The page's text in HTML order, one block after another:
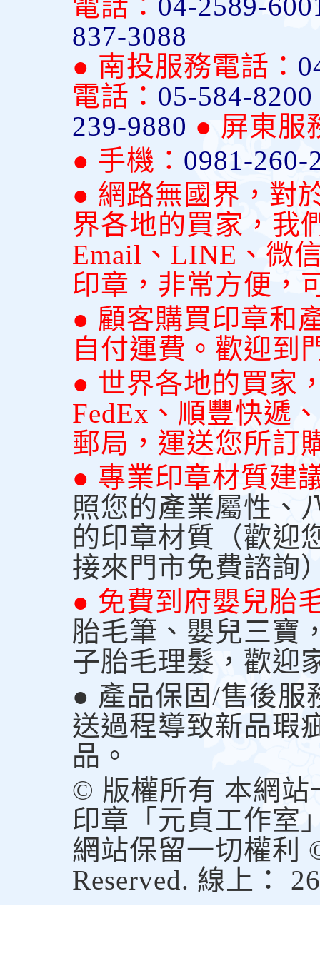
837-3088
● 南投服務電話：
電話： 05-584-8200
239-9880 ● 屏東服
● 手機： 0981-260-
● 網路無國界，對
界各地的買家，我
Email、LINE、微
印章，非常方便，
● 顧客購買印章和
自付運費。歡迎到
● 世界各地的買家
FedEx、順豐快遞
郵局，運送您所訂
● 專業印章材質建
照您的產業屬性、
的印章材質（歡迎
接來門市免費諮詢
● 免費到府嬰兒胎
胎毛筆、嬰兒三寶
子胎毛理髮，歡迎
● 產品保固/售後服
送過程導致新品瑕
品。
© 版權所有 本網站
印章「元貞工作室
網站保留一切權利
Reserved. 線上： 26